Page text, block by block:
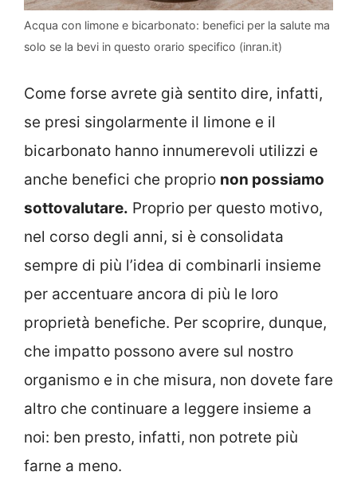
Acqua con limone e bicarbonato: benefici per la salute ma
solo se la bevi in questo orario specifico (inran.it)
Come forse avrete già sentito dire, infatti,
se presi singolarmente il limone e il
bicarbonato hanno innumerevoli utilizzi e
anche benefici che proprio non possiamo
sottovalutare. Proprio per questo motivo,
nel corso degli anni, si è consolidata
sempre di più l’idea di combinarli insieme
per accentuare ancora di più le loro
proprietà benefiche. Per scoprire, dunque,
che impatto possono avere sul nostro
organismo e in che misura, non dovete fare
altro che continuare a leggere insieme a
noi: ben presto, infatti, non potrete più
farne a meno.